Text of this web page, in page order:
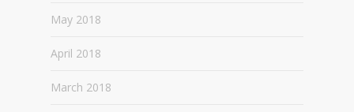
May 2018
April 2018
March 2018